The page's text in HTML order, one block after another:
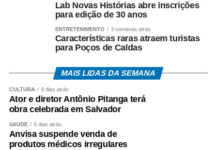
Lab Novas Histórias abre inscrições
para edição de 30 anos
ENTRETENIMENTO 3 semanas atrás
Características raras atraem turistas
para Poços de Caldas
MAIS LIDAS DA SEMANA
CULTURA 6 dias atrás
Ator e diretor Antônio Pitanga terá
obra celebrada em Salvador
SAÚDE 6 dias atrás
Anvisa suspende venda de
produtos médicos irregulares